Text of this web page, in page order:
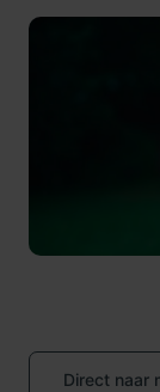
Direct naar